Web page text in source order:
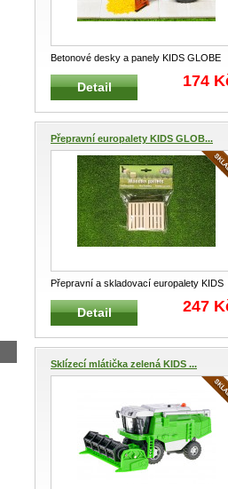
Betonové desky a panely KIDS GLOBE
FARMING 610003 Desky s imitací...
Detail 174
Přepravní europalety KIDS GLOB...
Přepravní a skladovací europalety KIDS
GLOBE FARMING 610023 Dřevě ...
Detail 247
Sklízecí mlátička zelená KIDS ...